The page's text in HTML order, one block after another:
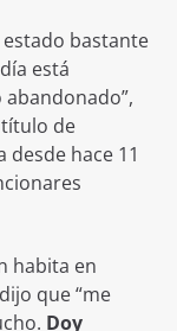
bastante
está
de
desde hace 11
habita en
que “me
Doy